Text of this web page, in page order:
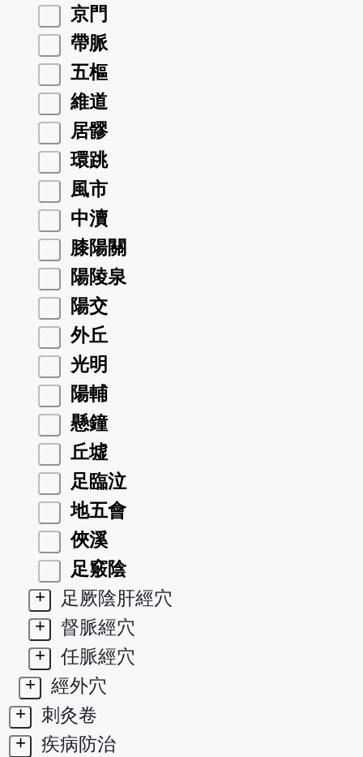
京門
帶脈
五樞
維道
居髎
環跳
風市
中瀆
膝陽關
陽陵泉
陽交
外丘
光明
陽輔
懸鐘
丘墟
足臨泣
地五會
俠溪
足竅陰
+
足厥陰肝經穴
+
督脈經穴
+
任脈經穴
+
經外穴
+
刺灸卷
+
疾病防治